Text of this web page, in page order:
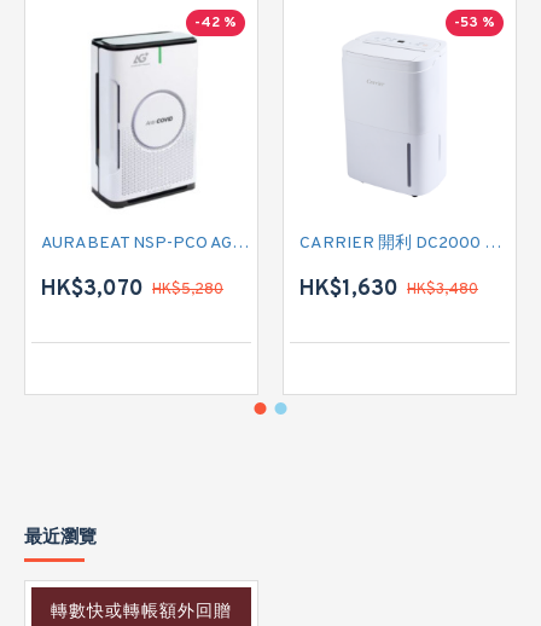
-42 %
AURABEAT NSP-PCO AG+空氣淨化機
HK$3,070 HK$5,280
-53 %
CARRIER 開利 DC2000 負離子空氣淨化抽濕機
HK$1,630 HK$3,480
最近瀏覽
轉數快或轉帳額外回贈